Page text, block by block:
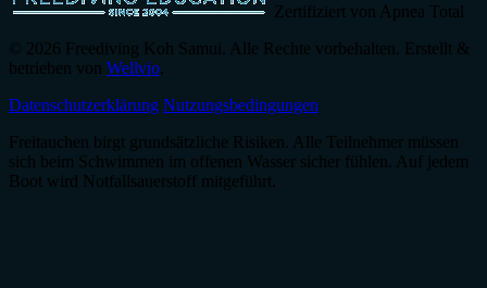
Zertifiziert von Apnea Total
© 2026 Freediving Koh Samui. Alle Rechte vorbehalten. Erstellt &
betrieben von Wellvio
Datenschutzerklärung Nutzungsbedingungen
Freitauchen birgt grundsätzliche Risiken. Alle Teilnehmer müssen
sich beim Schwimmen im offenen Wasser sicher fühlen. Auf jedem
Boot wird Notfallsauerstoff mitgeführt.